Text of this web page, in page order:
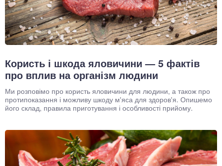
Користь і шкода яловичини — 5 фактів
про вплив на організм людини
Ми розповімо про користь яловичини для людини, а також про
протипоказання і можливу шкоду м'яса для здоров'я. Опишемо
його склад, правила приготування і особливості прийому.